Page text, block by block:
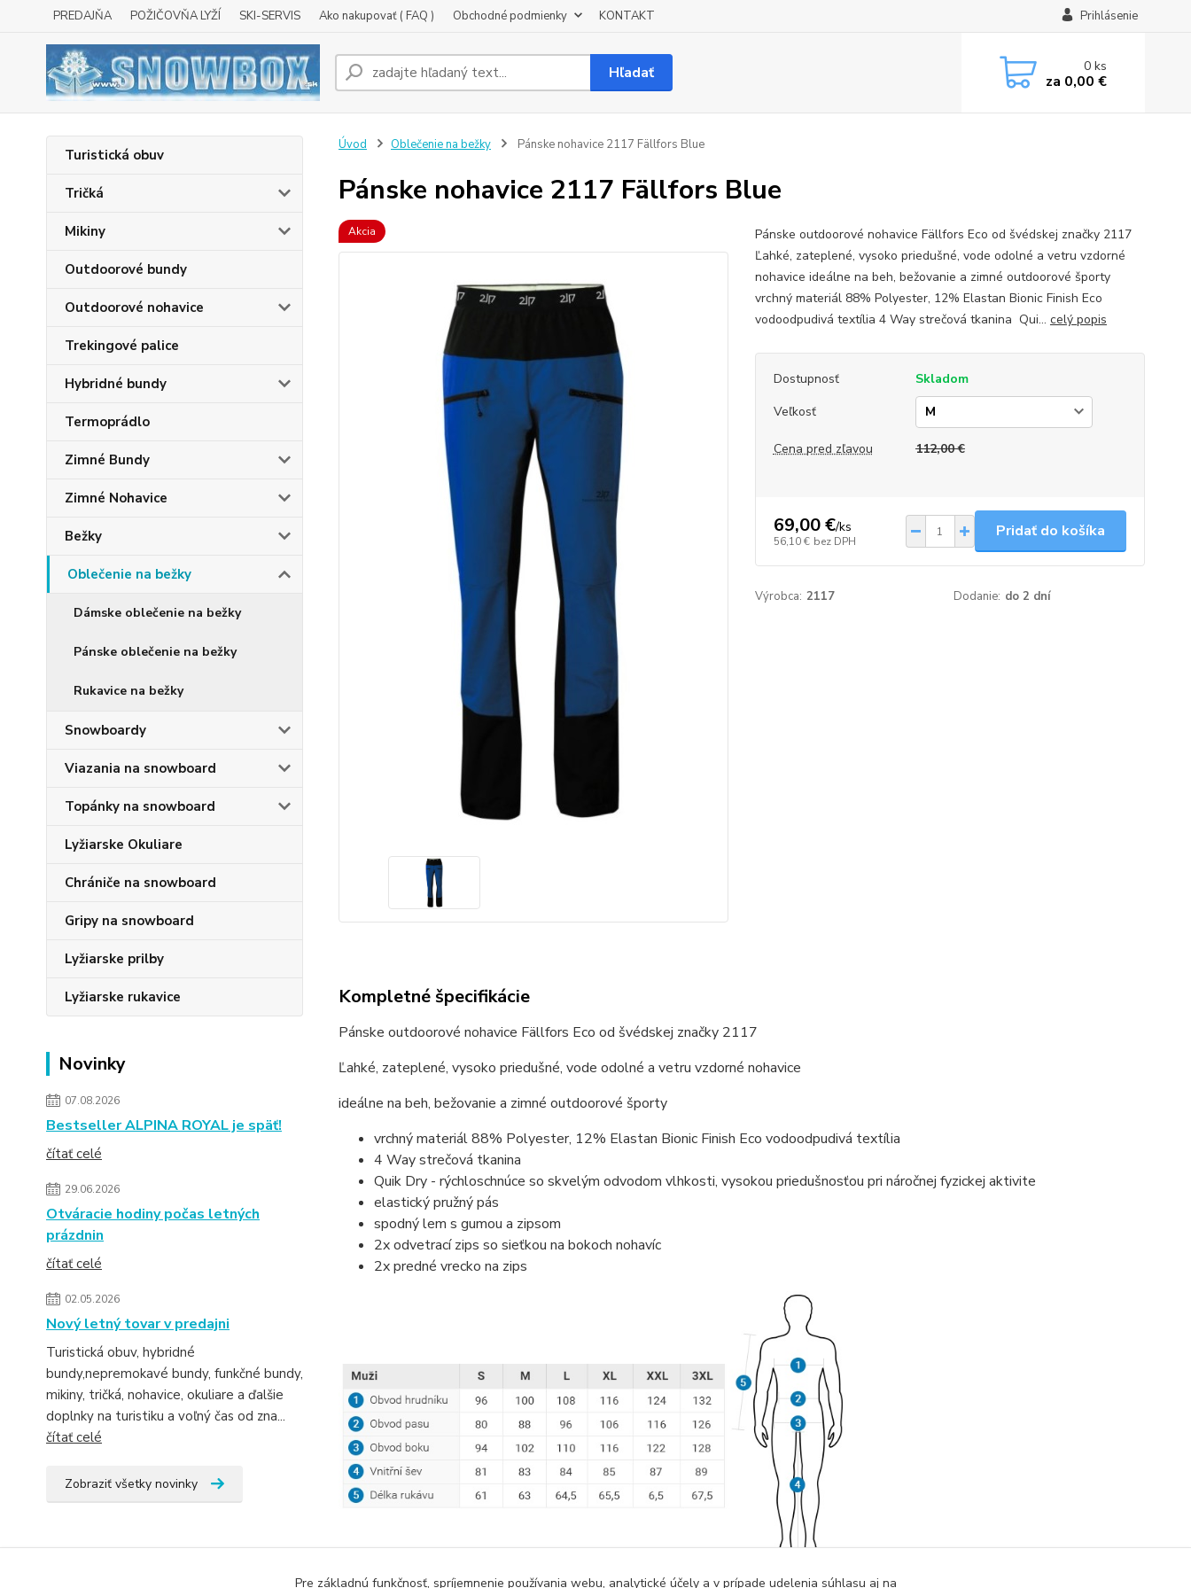
PREDAJŇA POŽIČOVŇA LYŽÍ SKI-SERVIS Ako nakupovať ( FAQ ) Obchodné podmienky KONTAKT Prihlásenie
Hľadať 0ks
za 0,00 €
Turistická obuv
Tričká
Mikiny
Outdoorové bundy
Outdoorové nohavice
Trekingové palice
Hybridné bundy
Termoprádlo
Zimné Bundy
Zimné Nohavice
Bežky
Oblečenie na bežky
Dámske oblečenie na bežky
Pánske oblečenie na bežky
Rukavice na bežky
Snowboardy
Viazania na snowboard
Topánky na snowboard
Lyžiarske Okuliare
Chrániče na snowboard
Gripy na snowboard
Lyžiarske prilby
Lyžiarske rukavice
Novinky
07.08.2026
Bestseller ALPINA ROYAL je späť!
čítať celé
29.06.2026
Otváracie hodiny počas letných
prázdnin
čítať celé
02.05.2026
Nový letný tovar v predajni
Turistická obuv, hybridné
bundy,nepremokavé bundy, funkčné bundy,
mikiny, tričká, nohavice, okuliare a ďalšie
doplnky na turistiku a voľný čas od zna...
čítať celé
Zobraziť všetky novinky
Úvod Oblečenie na bežky Pánske nohavice 2117 Fällfors Blue
Pánske nohavice 2117 Fällfors Blue
Akcia
Pánske outdoorové nohavice Fällfors Eco od švédskej značky 2117
Ľahké, zateplené, vysoko priedušné, vode odolné a vetru vzdorné
nohavice ideálne na beh, bežovanie a zimné outdoorové športy
vrchný materiál 88% Polyester, 12% Elastan Bionic Finish Eco
vodoodpudivá textília 4 Way strečová tkanina Qui... celý popis
Dostupnosť
Skladom
Veľkosť
Cena pred zľavou 112,00 €
69,00 €/ks
56,10 € bez DPH
Pridať do košíka
Výrobca: 2117 Dodanie: do 2 dní
Kompletné špecifikácie
Pánske outdoorové nohavice Fällfors Eco od švédskej značky 2117
Ľahké, zateplené, vysoko priedušné, vode odolné a vetru vzdorné nohavice
ideálne na beh, bežovanie a zimné outdoorové športy
vrchný materiál 88% Polyester, 12% Elastan Bionic Finish Eco vodoodpudivá textília
4 Way strečová tkanina
Quik Dry - rýchloschnúce so skvelým odvodom vlhkosti, vysokou priedušnosťou pri náročnej fyzickej aktivite
elastický pružný pás
spodný lem s gumou a zipsom
2x odvetrací zips so sieťkou na bokoch nohavíc
2x predné vrecko na zips
Pre základnú funkčnosť, spríjemnenie používania webu, analytické účely a v prípade udelenia súhlasu aj na